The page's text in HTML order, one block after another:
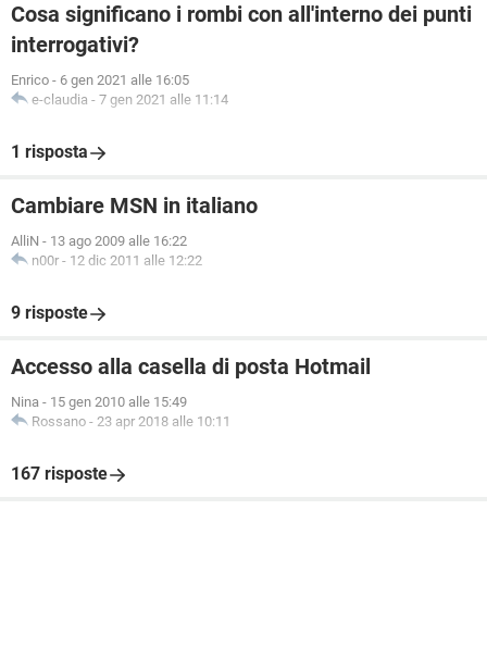
Cosa significano i rombi con all'interno dei punti
interrogativi?
Enrico - 6 gen 2021 alle 16:05
e-claudia - 7 gen 2021 alle 11:14
1 risposta
Cambiare MSN in italiano
AlliN - 13 ago 2009 alle 16:22
n00r - 12 dic 2011 alle 12:22
9 risposte
Accesso alla casella di posta Hotmail
Nina - 15 gen 2010 alle 15:49
Rossano - 23 apr 2018 alle 10:11
167 risposte